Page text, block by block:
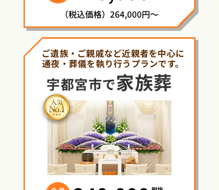
（税込価格）264,000円～
ご遺族・ご親戚など近親者を中心に
通夜・葬儀を執り行うプランです。
宇都宮市で家族葬